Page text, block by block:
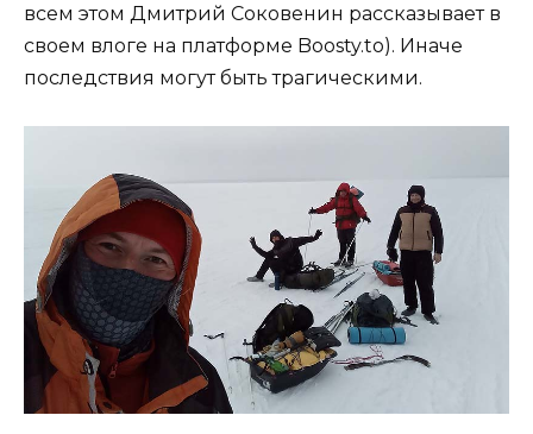
всем этом Дмитрий Соковенин рассказывает в
своем влоге на платформе Boosty.to). Иначе
последствия могут быть трагическими.